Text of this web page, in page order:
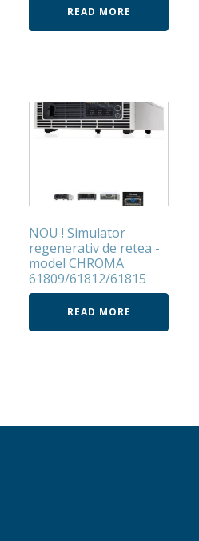
READ MORE
NOU ! Simulator
regenerativ de retea -
model CHROMA
61809/61812/61815
READ MORE